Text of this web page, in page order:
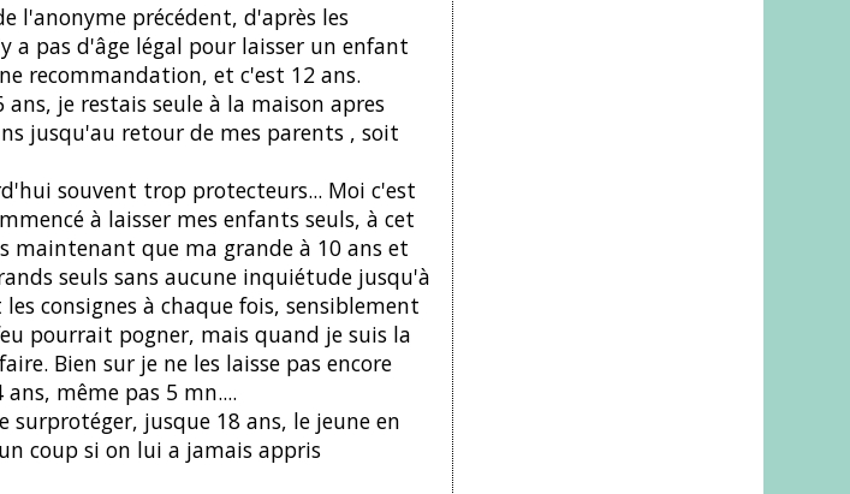
l'anonyme précédent, d'après les
a pas d'âge légal pour laisser un enfant
recommandation, et c'est 12 ans.
je restais seule à la maison apres
jusqu'au retour de mes parents , soit
souvent trop protecteurs... Moi c'est
à laisser mes enfants seuls, à cet
maintenant que ma grande à 10 ans et
seuls sans aucune inquiétude jusqu'à
consignes à chaque fois, sensiblement
pourrait pogner, mais quand je suis la
Bien sur je ne les laisse pas encore
même pas 5 mn....
surprotéger, jusque 18 ans, le jeune en
coup si on lui a jamais appris